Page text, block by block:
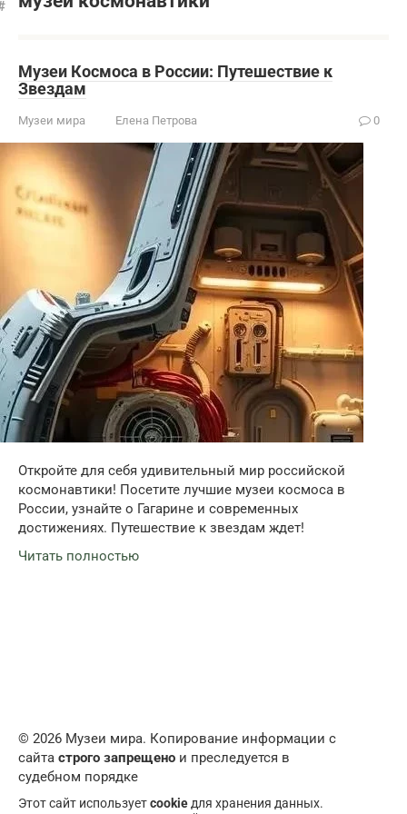
Музеи Космоса в России: Путешествие к
Звездам
Музеи мира Елена Петрова 0
Откройте для себя удивительный мир российской
космонавтики! Посетите лучшие музеи космоса в
России, узнайте о Гагарине и современных
достижениях. Путешествие к звездам ждет!
Читать полностью
© 2026 Музеи мира. Копирование информации с
сайта строго запрещено и преследуется в
судебном порядке
Этот сайт используетcookie для хранения данных.